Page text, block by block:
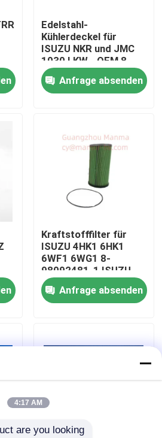
Verbindung
Edelstahl-
Kühlerdeckel für
ISUZU NKR und JMC
1030 LKW - OEM 8-
94116916-1
Anfrage absenden
Kraftstofffilter für
ISUZU 4HK1 6HK1
6WF1 6WG1 8-
98092481-1 ISUZU
LKW-Teile
Anfrage absenden
4:17 AM
are you looking